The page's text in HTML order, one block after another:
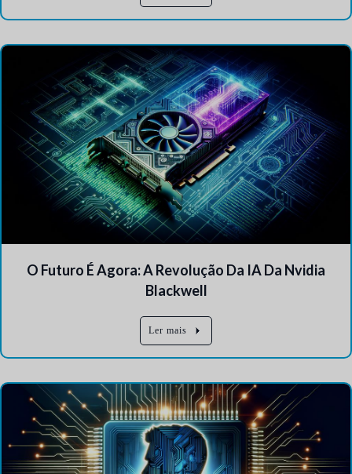
O Futuro É Agora: A Revolução Da IA Da Nvidia
Blackwell
Ler mais